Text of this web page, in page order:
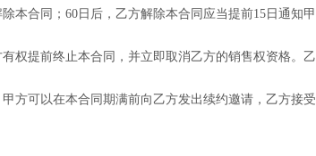
本合同；60日后，乙方解除本合同应当提前15日通知甲
权提前终止本合同，并立即取消乙方的销售权资格。乙
方可以在本合同期满前向乙方发出续约邀请，乙方接受